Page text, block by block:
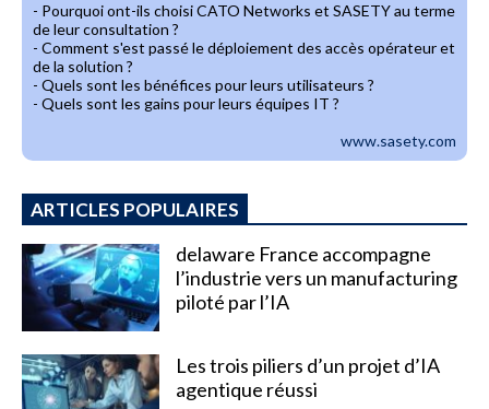
- Pourquoi ont-ils choisi CATO Networks et SASETY au terme
de leur consultation ?
- Comment s'est passé le déploiement des accès opérateur et
de la solution ?
- Quels sont les bénéfices pour leurs utilisateurs ?
- Quels sont les gains pour leurs équipes IT ?
www.sasety.com
ARTICLES POPULAIRES
delaware France accompagne
l’industrie vers un manufacturing
piloté par l’IA
Les trois piliers d’un projet d’IA
agentique réussi